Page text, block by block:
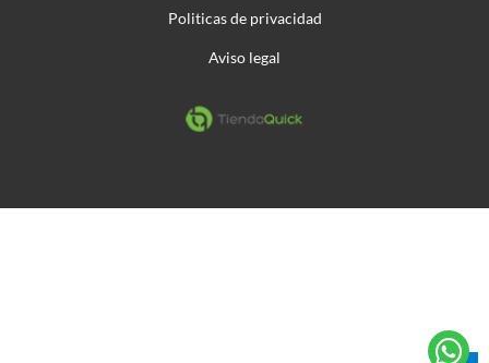
Politicas de privacidad
Aviso legal